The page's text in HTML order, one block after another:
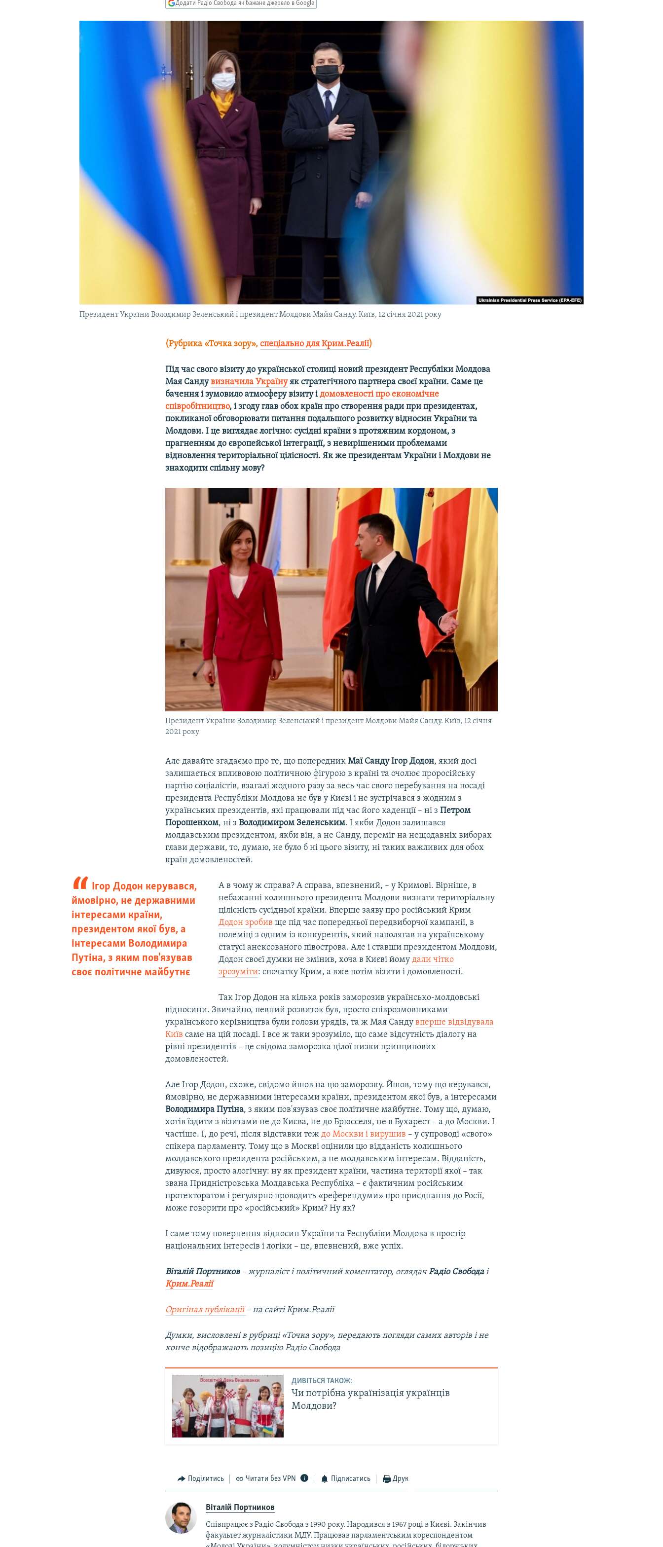
Додати Радіо Свобода як бажане джерело в Google
Президент України Володимир Зеленський і президент Молдови Майя Санду. Київ, 12 січня 2021 року
(Рубрика «Точка зору»,спеціально для Крим.Реалії)
Під час свого візиту до української столиці новий президент Республіки Молдова
Мая Сандувизначила Українуяк стратегічного партнера своєї країни. Саме це
бачення і зумовило атмосферу візиту ідомовленості про економічне
співробітництво, і згоду глав обох країн про створення ради при президентах,
покликаної обговорювати питання подальшого розвитку відносин України та
Молдови. І це виглядає логічно: сусідні країни з протяжним кордоном, з
прагненням до європейської інтеграції, з невирішеними проблемами
відновлення територіальної цілісності. Як же президентам України і Молдови не
знаходити спільну мову?
Президент України Володимир Зеленський і президент Молдови Майя Санду. Київ, 12 січня
2021 року
Але давайте згадаємо про те, що попередникМаї Санду Ігор Додон, який досі
залишається впливовою політичною фігурою в країні та очолює проросійську
партію соціалістів, взагалі жодного разу за весь час свого перебування на посаді
президента Республіки Молдова не був у Києві і не зустрічався з жодним з
українських президентів, які працювали під час його каденції – ні зПетром
Порошенком, ні зВолодимиром Зеленським. І якби Додон залишався
молдавським президентом, якби він, а не Санду, переміг на нещодавніх виборах
глави держави, то, думаю, не було б ні цього візиту, ні таких важливих для обох
країн домовленостей.
Ігор Додон керувався,
ймовірно, не державними
інтересами країни,
президентом якої був, а
інтересами Володимира
Путіна, з яким пов'язував
своє політичне майбутнє
А в чому ж справа? А справа, впевнений, – у Кримові. Вірніше, в
небажанні колишнього президента Молдови визнати територіальну
цілісність сусідньої країни. Вперше заяву про російський Крим
Додон зробив ще під час попередньої передвиборчої кампанії, в
полеміці з одним із конкурентів, який наполягав на українському
статусі анексованого півострова. Але і ставши президентом Молдови,
Додон своєї думки не змінив, хоча в Києві йому дали чітко
зрозуміти: спочатку Крим, а вже потім візити і домовленості.
Так Ігор Додон на кілька років заморозив українсько-молдовські
відносини. Звичайно, певний розвиток був, просто співрозмовниками
українського керівництва були голови урядів, та ж Мая Сандувперше відвідувала
Київсаме на цій посаді. І все ж таки зрозуміло, що саме відсутність діалогу на
рівні президентів – це свідома заморозка цілої низки принципових
домовленостей.
Але Ігор Додон, схоже, свідомо йшов на цю заморозку. Йшов, тому що керувався,
ймовірно, не державними інтересами країни, президентом якої був, а інтересами
Володимира Путіна, з яким пов'язував своє політичне майбутнє. Тому що, думаю,
хотів їздити з візитами не до Києва, не до Брюсселя, не в Бухарест – а до Москви. І
частіше. І, до речі, після відставки теждо Москви і вирушив – у супроводі «свого»
спікера парламенту. Тому що в Москві оцінили цю відданість колишнього
молдавського президента російським, а не молдавським інтересам. Відданість,
дивуюся, просто алогічну: ну як президент країни, частина території якої – так
звана Придністровська Молдавська Республіка – є фактичним російським
протекторатом і регулярно проводить «референдуми» про приєднання до Росії,
може говорити про «російський» Крим? Ну як?
І саме тому повернення відносин України та Республіки Молдова в простір
національних інтересів і логіки – це, впевнений, вже успіх.
Віталій Портников– журналіст і політичний коментатор, оглядачРадіо Свободаі
Крим.Реалії
Оригінал публікації– на сайті Крим.Реалії
Думки, висловлені в рубриці «Точка зору», передають погляди самих авторів і не
конче відображають позицію Радіо Свобода
ДИВІТЬСЯ ТАКОЖ:
Чи потрібна українізація українців
Молдови?
Поділитись Читати без VPN Підписатись Друк
Віталій Портников
Співпрацює з Радіо Свобода з 1990 року. Народився в 1967 році в Києві. Закінчив
факультет журналістики МДУ. Працював парламентським кореспондентом